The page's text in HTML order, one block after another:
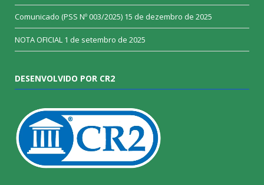
Comunicado (PSS Nº 003/2025) 15 de dezembro de 2025
NOTA OFICIAL 1 de setembro de 2025
DESENVOLVIDO POR CR2